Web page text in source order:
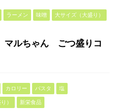
ラーメン 味噌
大サイズ（大盛り）
ルちゃん ごつ盛りコ
カロリー パスタ
塩
）
新栄食品